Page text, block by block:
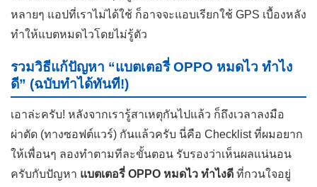
หลายๆ แอปที่เราไม่ได้ใช้ ก็อาจจะแอบเรียกใช้ GPS เบื้องหลัง
ทำให้แบตหมดไวโดยไม่รู้ตัว
รวมวิธีแก้ปัญหา “แบตเตอรี่ OPPO หมดไว ทำไง
ดี” (ฉบับทำได้ทันที!)
เอาล่ะครับ! หลังจากเรารู้สาเหตุกันไปแล้ว ก็ถึงเวลาลงมือ
ผ่าตัด (ทางซอฟต์แวร์) กันแล้วครับ นี่คือ Checklist ที่ผมอยาก
ให้เพื่อนๆ ลองทำตามทีละขั้นตอน รับรองว่าเห็นผลแน่นอน
ครับกับปัญหา แบตเตอรี่ OPPO หมดไว ทำไงดี ที่กวนใจอยู่